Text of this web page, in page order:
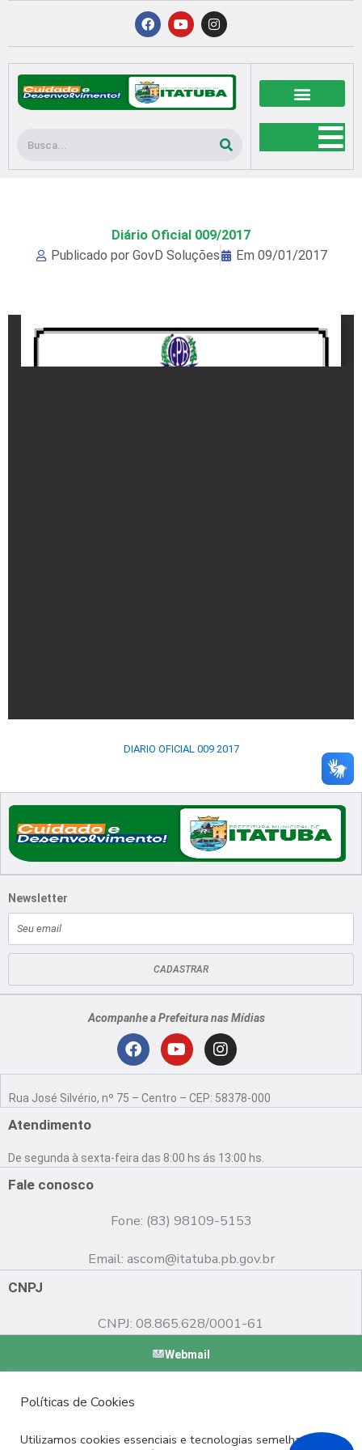
conteúdo
F
a
c
b
o
o
k
Y
o
u
u
b
e
I
n
s
a
g
r
a
Pesquisar
Diário Oficial 009/2017
Publicado por GovD Soluções Em 09/01/2017
DIARIO OFICIAL 009 2017
Newsletter
mail
CADASTRAR
Acompanhe a Prefeitura nas Mídias
F
c
o
o
Y
u
b
e
I
n
s
g
r
Rua José Silvério, nº 75 – Centro – CEP: 58378-000
Atendimento
De segunda à sexta-feira das 8:00 hs ás 13:00 hs.
Fale conosco
Fone: (83) 98109-5153
Email: ascom@itatuba.pb.gov.br
CNPJ
CNPJ: 08.865.628/0001-61
Webmail
Políticas de Cookies
Utilizamos cookies essenciais e tecnologias semelhantes de